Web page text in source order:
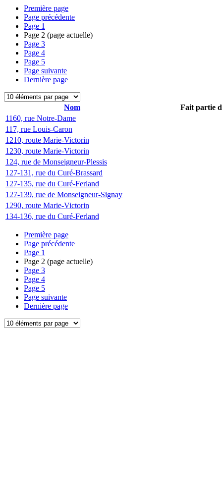
Première page
Page précédente
Page 1
Page 2 (page actuelle)
Page 3
Page 4
Page 5
Page suivante
Dernière page
Nom
Fait partie
1160, rue Notre-Dame
117, rue Louis-Caron
1210, route Marie-Victorin
1230, route Marie-Victorin
124, rue de Monseigneur-Plessis
127-131, rue du Curé-Brassard
127-135, rue du Curé-Ferland
127-139, rue de Monseigneur-Signay
1290, route Marie-Victorin
134-136, rue du Curé-Ferland
Première page
Page précédente
Page 1
Page 2 (page actuelle)
Page 3
Page 4
Page 5
Page suivante
Dernière page